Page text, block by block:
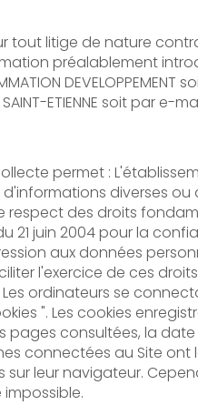
tout litige de nature
préalablement
DEVELOPPEMENT
ETIENNE soit par e-
permet :
d'informations diverses
respect des droits
21 juin 2004 pour la
aux données
l'exercice de ces
ordinateurs se
". Les cookies
pages consultées, la
connectées au Site ont
leur navigateur.